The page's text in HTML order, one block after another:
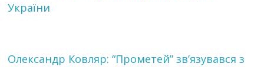
України
Олександр Ковляр: “Прометей” зв’язувався з